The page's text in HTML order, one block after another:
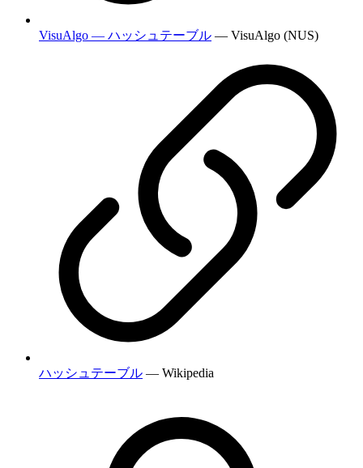
VisuAlgo — ハッシュテーブル — VisuAlgo (NUS)
ハッシュテーブル — Wikipedia